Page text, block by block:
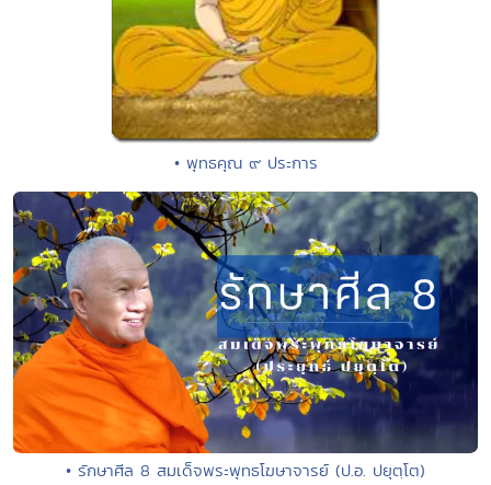
• พุทธคุณ ๙ ประการ
• รักษาศีล 8 สมเด็จพระพุทธโฆษาจารย์ (ป.อ. ปยุตฺโต)